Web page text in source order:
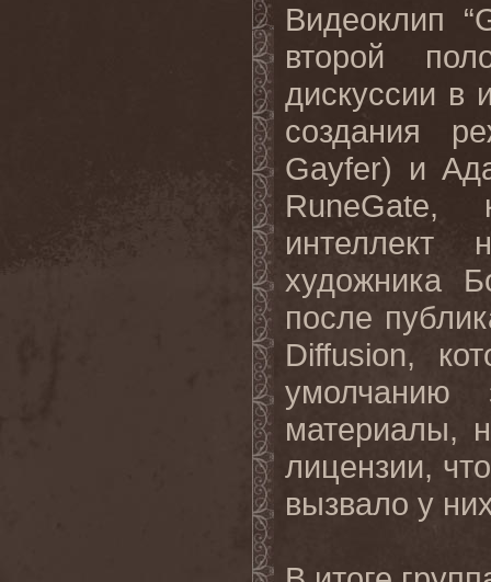
Видеоклип
второй
дискуссии в
создания
Gayfer) и
RuneGate,
интеллект
художника
после
Diffusion,
умолчанию
материалы,
лицензии,
вызвало у